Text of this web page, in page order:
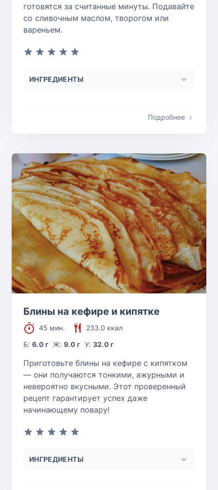
готовятся за считанные минуты. Подавайте
со сливочным маслом, творогом или
вареньем.
ИНГРЕДИЕНТЫ
Подробнее
Блины на кефире и кипятке
45 мин.
233.0 ккал
Б:6.0 г Ж: 9.0 г У: 32.0 г
Приготовьте блины на кефире с кипятком
— они получаются тонкими, ажурными и
невероятно вкусными. Этот проверенный
рецепт гарантирует успех даже
начинающему повару!
ИНГРЕДИЕНТЫ